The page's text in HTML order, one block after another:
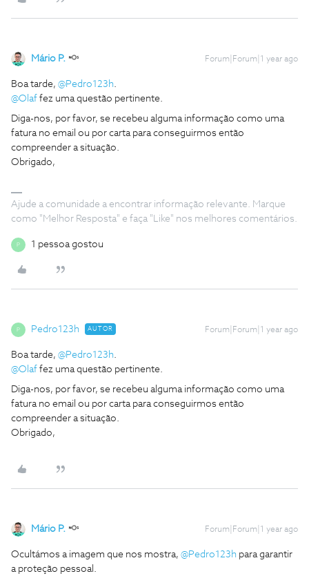
Mário P. Forum|Forum|1 year ago
Boa tarde, @Pedro123h.
@Olaf fez uma questão pertinente.
Diga-nos, por favor, se recebeu alguma informação como uma
fatura no email ou por carta para conseguirmos então
compreender a situação.
Obrigado,
Ajude a comunidade a encontrar informação relevante. Marque
como "Melhor Resposta" e faça "Like" nos melhores comentários.
P 1 pessoa gostou
P Pedro123h AUTOR Forum|Forum|1 year ago
Boa tarde, @Pedro123h.
@Olaf fez uma questão pertinente.
Diga-nos, por favor, se recebeu alguma informação como uma
fatura no email ou por carta para conseguirmos então
compreender a situação.
Obrigado,
Mário P. Forum|Forum|1 year ago
Ocultámos a imagem que nos mostra, @Pedro123h para garantir
a proteção pessoal.